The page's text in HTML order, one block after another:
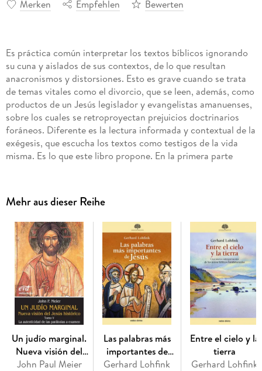
Merken Empfehlen Bewerten
Es práctica común interpretar los textos bíblicos ignorando
su cuna y aislados de sus contextos, de lo que resultan
anacronismos y distorsiones. Esto es grave cuando se trata
de temas vitales como el divorcio, que se leen, además, como
productos de un Jesús legislador y evangelistas amanuenses,
sobre los cuales se retroproyectan prejuicios doctrinarios
foráneos. Diferente es la lectura informada y contextual de la
exégesis, que escucha los textos como testigos de la vida
misma. Es lo que este libro propone. En la primera parte
a un estudio crítico de los pasajes bíblicos que hablan de
divorcio. Finalmente, consciente del cambio de paradigmas,
pregunta en clave comunicativa por su traducción para el
mundo postmoderno.
Mehr aus dieser Reihe
Un judío marginal.
Nueva visión del
Jesús histórico V
John Paul Meier
Las palabras más
importantes de
Jesús
Gerhard Lohfink
Entre el cielo y la
tierra
Gerhard Lohfink